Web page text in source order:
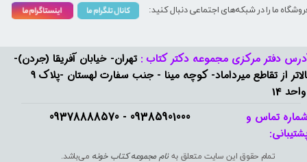
09385901000 - 09378888570​​​​​​​
دفتر مرکزی مجموعه دکتر کتاب : تهران- خیابان آفریقا (جردن)-
بالاتر از تقاطع میرداماد- کوچه مینا - جنب سفارت لهستان -پلاک 9
14
تمام حقوق این سایت متعلق بهنام مجموعه کتاب خونه می‌باشد.
تماس و
ما را در شبکه‌های اجتماعی دنبال کنید: